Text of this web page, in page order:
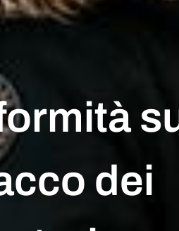
dei